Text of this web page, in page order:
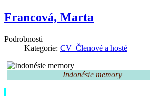
Francová, Marta
Podrobnosti
Kategorie: CV_Členové a hosté
Indonésie memory